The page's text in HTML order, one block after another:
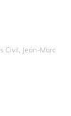
Civil, Jean-Marc